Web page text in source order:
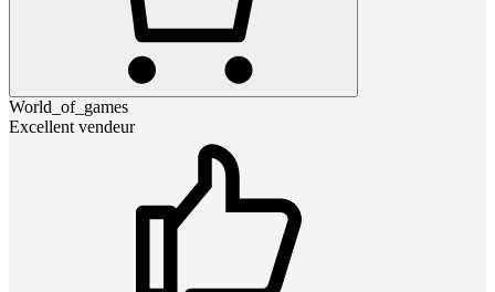
World_of_games
Excellent vendeur